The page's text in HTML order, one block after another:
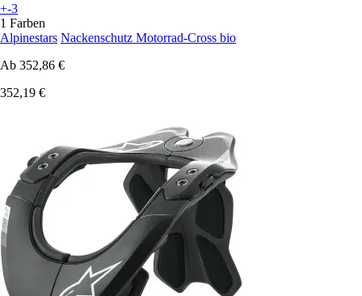
+-3
1 Farben
Alpinestars Nackenschutz Motorrad-Cross bio
Ab 352,86 €
352,19 €